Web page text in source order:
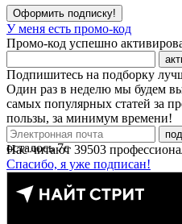
Оформить подписку!
У меня есть промо-код
Промо-код успешно
Подпишитесь на подборку
Один раз в неделю мы будем
самых популярных статей за
пользы, за минимум времени!
Нас читают 39503
Спасибо, я уже подписан!
осталось7с